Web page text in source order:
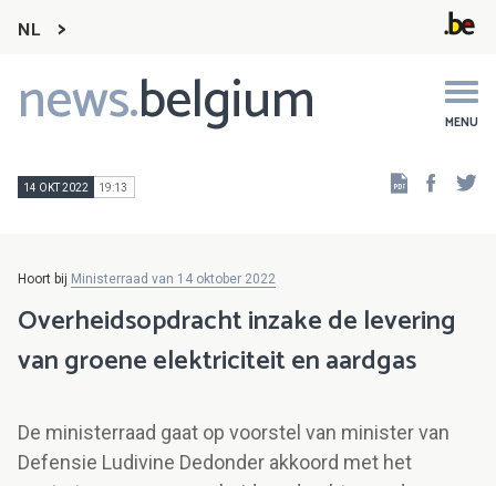
NL
news.belgium MENU
Main
navigation
14 OKT 2022 19:13
Hoort bij Ministerraad van 14 oktober 2022
Overheidsopdracht inzake de levering
van groene elektriciteit en aardgas
De ministerraad gaat op voorstel van minister van
Defensie Ludivine Dedonder akkoord met het